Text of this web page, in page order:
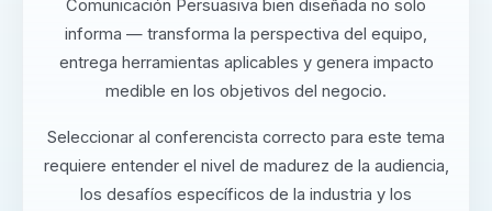
Comunicación Persuasiva bien diseñada no solo
informa — transforma la perspectiva del equipo,
entrega herramientas aplicables y genera impacto
medible en los objetivos del negocio.
Seleccionar al conferencista correcto para este tema
requiere entender el nivel de madurez de la audiencia,
los desafíos específicos de la industria y los